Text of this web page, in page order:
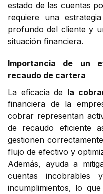
estado de las cuentas
requiere una
profundo del cliente y
situación financiera.
Importancia de un
recaudo de cartera
La eficacia de la
financiera de la
cobrar representan
de recaudo eficiente
gestionen
flujo de efectivo y
Además, ayuda a
cuentas incobrables
incumplimientos, lo